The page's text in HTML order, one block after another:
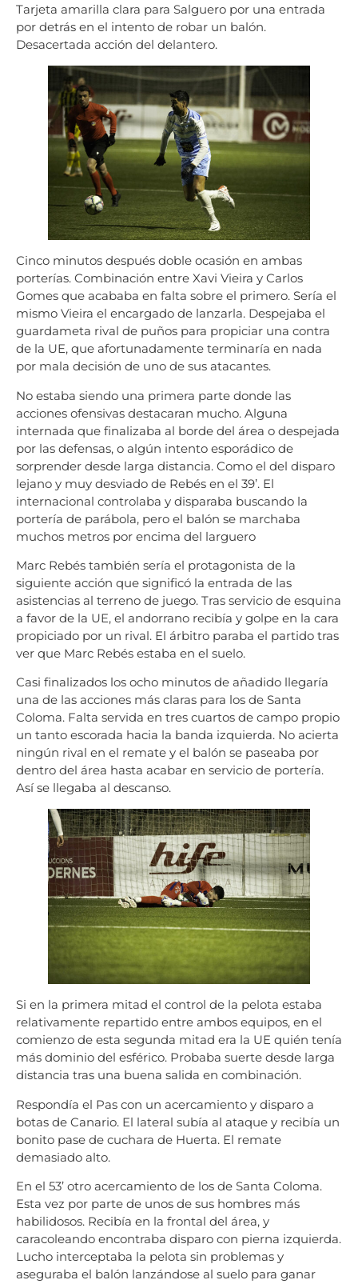
Tarjeta amarilla clara para Salguero por una entrada
por detrás en el intento de robar un balón.
Desacertada acción del delantero.
Cinco minutos después doble ocasión en ambas
porterías. Combinación entre Xavi Vieira y Carlos
Gomes que acababa en falta sobre el primero. Sería el
mismo Vieira el encargado de lanzarla. Despejaba el
guardameta rival de puños para propiciar una contra
de la UE, que afortunadamente terminaría en nada
por mala decisión de uno de sus atacantes.
No estaba siendo una primera parte donde las
acciones ofensivas destacaran mucho. Alguna
internada que finalizaba al borde del área o despejada
por las defensas, o algún intento esporádico de
sorprender desde larga distancia. Como el del disparo
lejano y muy desviado de Rebés en el 39’. El
internacional controlaba y disparaba buscando la
portería de parábola, pero el balón se marchaba
muchos metros por encima del larguero
Marc Rebés también sería el protagonista de la
siguiente acción que significó la entrada de las
asistencias al terreno de juego. Tras servicio de esquina
a favor de la UE, el andorrano recibía y golpe en la cara
propiciado por un rival. El árbitro paraba el partido tras
ver que Marc Rebés estaba en el suelo.
Casi finalizados los ocho minutos de añadido llegaría
una de las acciones más claras para los de Santa
Coloma. Falta servida en tres cuartos de campo propio
un tanto escorada hacia la banda izquierda. No acierta
ningún rival en el remate y el balón se paseaba por
dentro del área hasta acabar en servicio de portería.
Así se llegaba al descanso.
Si en la primera mitad el control de la pelota estaba
relativamente repartido entre ambos equipos, en el
comienzo de esta segunda mitad era la UE quién tenía
más dominio del esférico. Probaba suerte desde larga
distancia tras una buena salida en combinación.
Respondía el Pas con un acercamiento y disparo a
botas de Canario. El lateral subía al ataque y recibía un
bonito pase de cuchara de Huerta. El remate
demasiado alto.
En el 53’ otro acercamiento de los de Santa Coloma.
Esta vez por parte de unos de sus hombres más
habilidosos. Recibía en la frontal del área, y
caracoleando encontraba disparo con pierna izquierda.
Lucho interceptaba la pelota sin problemas y
aseguraba el balón lanzándose al suelo para ganar